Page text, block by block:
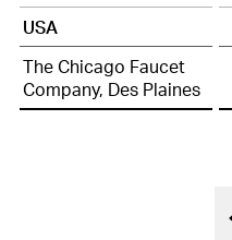
USA
The Chicago Faucet
Company, Des Plaines